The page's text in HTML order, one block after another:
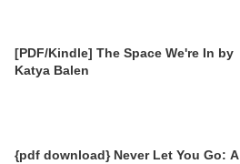
[PDF/Kindle] The Space We're In by
Katya Balen
{pdf download} Never Let You Go: A